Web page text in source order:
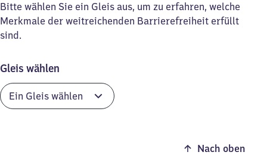
Bitte wählen Sie ein Gleis aus, um zu erfahren, welche
Merkmale der weitreichenden Barrierefreiheit erfüllt
sind.
Gleis wählen
Nach oben